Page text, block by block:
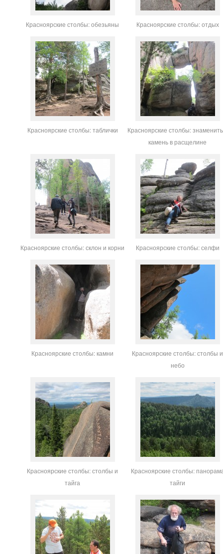
Красноярские столбы: обезьяны Красноярские столбы: отдых
Красноярские столбы: таблички
Красноярские столбы:
камень в расщелине
Красноярские столбы: склон и корни Красноярские столбы: селфи
Красноярские столбы: камни
Красноярские столбы: столбы и
небо
Красноярские столбы: столбы и
тайга
Красноярские столбы:
тайги